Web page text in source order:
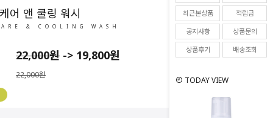
최근본상품
적립금
공지사항
상품문의
상품후기
배송조회
TODAY VIEW
어 앤 쿨링 워시
& COOLING WASH
22,000원 -> 19,800원
22,000원